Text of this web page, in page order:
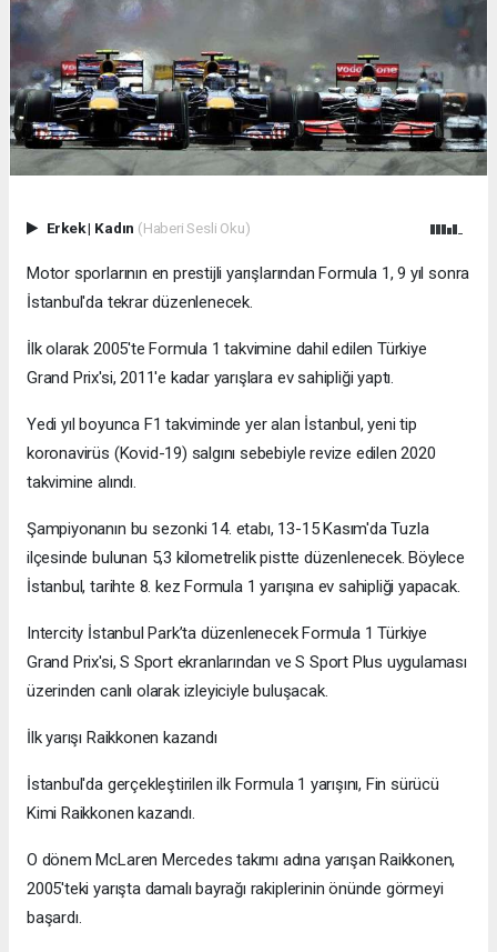
Erkek| Kadın (Haberi Sesli Oku)
Motor sporlarının en prestijli yarışlarından Formula 1, 9 yıl sonra
İstanbul'da tekrar düzenlenecek.
İlk olarak 2005'te Formula 1 takvimine dahil edilen Türkiye
Grand Prix'si, 2011'e kadar yarışlara ev sahipliği yaptı.
Yedi yıl boyunca F1 takviminde yer alan İstanbul, yeni tip
koronavirüs (Kovid-19) salgını sebebiyle revize edilen 2020
takvimine alındı.
Şampiyonanın bu sezonki 14. etabı, 13-15 Kasım'da Tuzla
ilçesinde bulunan 5,3 kilometrelik pistte düzenlenecek. Böylece
İstanbul, tarihte 8. kez Formula 1 yarışına ev sahipliği yapacak.
Intercity İstanbul Park’ta düzenlenecek Formula 1 Türkiye
Grand Prix'si, S Sport ekranlarından ve S Sport Plus uygulaması
üzerinden canlı olarak izleyiciyle buluşacak.
İlk yarışı Raikkonen kazandı
İstanbul'da gerçekleştirilen ilk Formula 1 yarışını, Fin sürücü
Kimi Raikkonen kazandı.
O dönem McLaren Mercedes takımı adına yarışan Raikkonen,
2005'teki yarışta damalı bayrağı rakiplerinin önünde görmeyi
başardı.